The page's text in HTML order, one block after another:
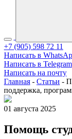
+7 (905) 598 72 11
Написать в
Написать в Telegram
Написать на почту
Главная - Статьи -
поддержка,
01 августа 2025
Помощь